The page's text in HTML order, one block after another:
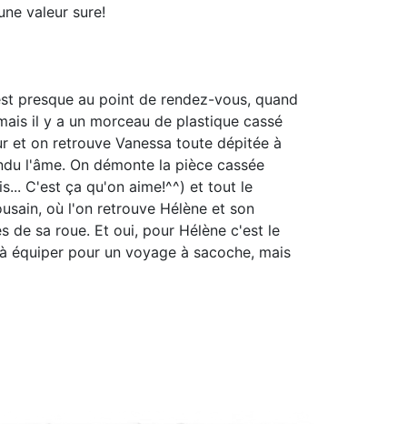
valeur sure!
presque au point de rendez-vous, quand
il y a un morceau de plastique cassé
et on retrouve Vanessa toute dépitée à
l'âme. On démonte la pièce cassée
C'est ça qu'on aime!^^) et tout le
où l'on retrouve Hélène et son
de sa roue. Et oui, pour Hélène c'est le
pour un voyage à sacoche, mais